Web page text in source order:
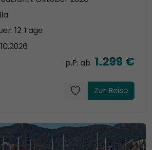
12 Tage
p.P. ab 1.299 €
Zur Reise